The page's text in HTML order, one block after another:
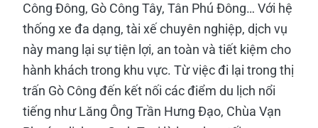
Công Đông, Gò Công Tây, Tân Phú Đông… Với hệ
thống xe đa dạng, tài xế chuyên nghiệp, dịch vụ
này mang lại sự tiện lợi, an toàn và tiết kiệm cho
hành khách trong khu vực. Từ việc đi lại trong thị
trấn Gò Công đến kết nối các điểm du lịch nổi
tiếng như Lăng Ông Trần Hưng Đạo, Chùa Vạn